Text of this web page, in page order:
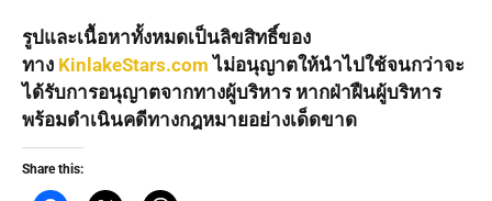
รูปและเนื้อหาทั้งหมดเป็นลิขสิทธิ์ของ
ทาง KinlakeStars.com ไม่อนุญาตให้นำไปใช้จนกว่าจะ
ได้รับการอนุญาตจากทางผู้บริหาร หากฝ่าฝืนผู้บริหาร
พร้อมดำเนินคดีทางกฎหมายอย่างเด็ดขาด
Share this: